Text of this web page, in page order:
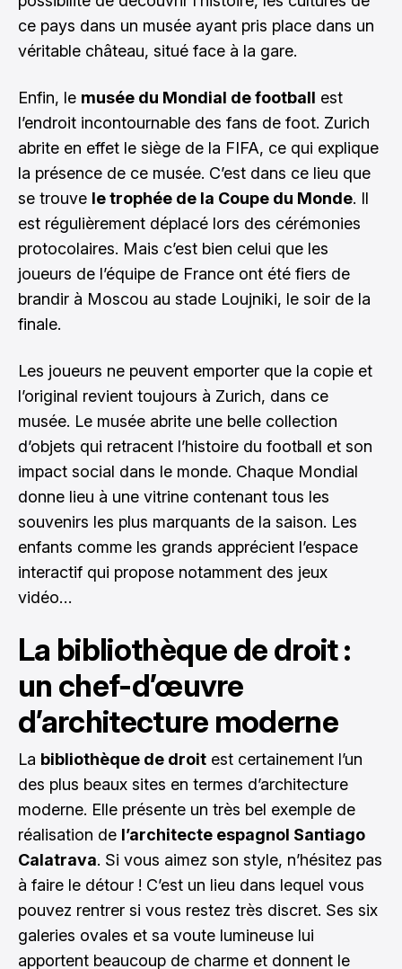
ce pays dans un musée ayant pris place dans un
véritable château, situé face à la gare.
Enfin, le musée du Mondial de football est
l’endroit incontournable des fans de foot. Zurich
abrite en effet le siège de la FIFA, ce qui explique
la présence de ce musée. C’est dans ce lieu que
se trouve le trophée de la Coupe du Monde. Il
est régulièrement déplacé lors des cérémonies
protocolaires. Mais c’est bien celui que les
joueurs de l’équipe de France ont été fiers de
brandir à Moscou au stade Loujniki, le soir de la
finale.
Les joueurs ne peuvent emporter que la copie et
l’original revient toujours à Zurich, dans ce
musée. Le musée abrite une belle collection
d’objets qui retracent l’histoire du football et son
impact social dans le monde. Chaque Mondial
donne lieu à une vitrine contenant tous les
souvenirs les plus marquants de la saison. Les
enfants comme les grands apprécient l’espace
interactif qui propose notamment des jeux
vidéo…
La bibliothèque de droit :
un chef-d’œuvre
d’architecture moderne
La bibliothèque de droit est certainement l’un
des plus beaux sites en termes d’architecture
moderne. Elle présente un très bel exemple de
réalisation de l’architecte espagnol Santiago
Calatrava. Si vous aimez son style, n’hésitez pas
à faire le détour ! C’est un lieu dans lequel vous
pouvez rentrer si vous restez très discret. Ses six
galeries ovales et sa voute lumineuse lui
apportent beaucoup de charme et donnent le